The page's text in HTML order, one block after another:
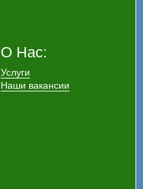
О Нас:
Услуги
Наши вакансии